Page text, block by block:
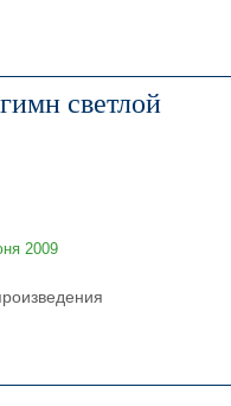
светлой
2009